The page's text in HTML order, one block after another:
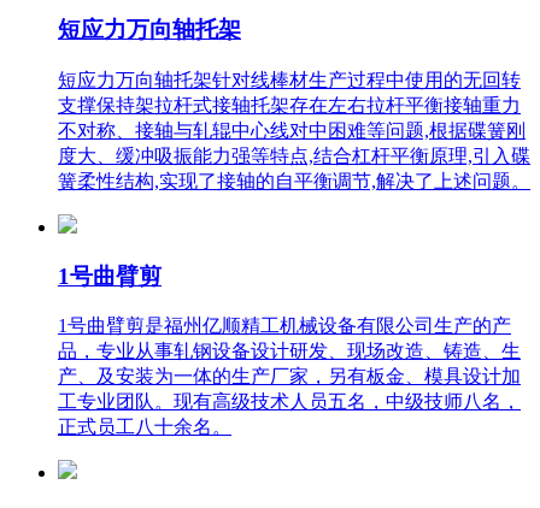
短应力万向轴托架
短应力万向轴托架针对线棒材生产过程中使用的无回转
支撑保持架拉杆式接轴托架存在左右拉杆平衡接轴重力
不对称、接轴与轧辊中心线对中困难等问题,根据碟簧刚
度大、缓冲吸振能力强等特点,结合杠杆平衡原理,引入碟
簧柔性结构,实现了接轴的自平衡调节,解决了上述问题。
1号曲臂剪
1号曲臂剪是福州亿顺精工机械设备有限公司生产的产
品，专业从事轧钢设备设计研发、现场改造、铸造、生
产、及安装为一体的生产厂家，另有板金、模具设计加
工专业团队。现有高级技术人员五名，中级技师八名，
正式员工八十余名。